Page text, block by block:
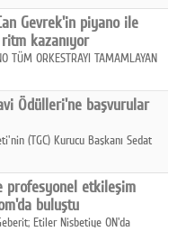
sosyal medya kanallarını yeniledi.
Gevrek'in piyano ile
kazanıyor
TÜM ORKESTRAYI TAMAMLAYAN
Ödülleri'ne başvurular
(TGC) Kurucu Başkanı Sedat
profesyonel etkileşim
buluştu
Etiler Nisbetiye ON'da